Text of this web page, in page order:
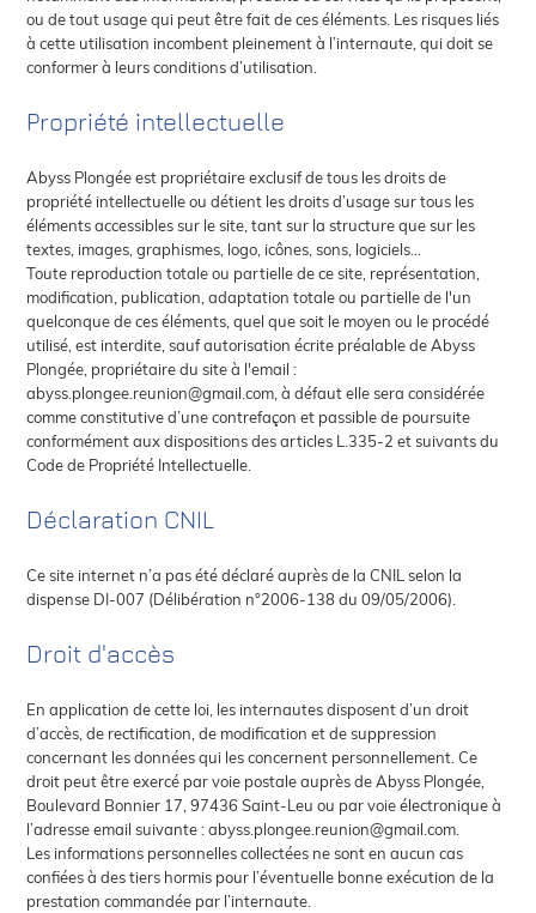
ou de tout usage qui peut être fait de ces éléments. Les risques liés
à cette utilisation incombent pleinement à l’internaute, qui doit se
conformer à leurs conditions d’utilisation.
Propriété intellectuelle
Abyss Plongée est propriétaire exclusif de tous les droits de
propriété intellectuelle ou détient les droits d’usage sur tous les
éléments accessibles sur le site, tant sur la structure que sur les
textes, images, graphismes, logo, icônes, sons, logiciels…
Toute reproduction totale ou partielle de ce site, représentation,
modification, publication, adaptation totale ou partielle de l'un
quelconque de ces éléments, quel que soit le moyen ou le procédé
utilisé, est interdite, sauf autorisation écrite préalable de Abyss
Plongée, propriétaire du site à l'email :
abyss.plongee.reunion@gmail.com, à défaut elle sera considérée
comme constitutive d’une contrefaçon et passible de poursuite
conformément aux dispositions des articles L.335-2 et suivants du
Code de Propriété Intellectuelle.
Déclaration CNIL
Ce site internet n’a pas été déclaré auprès de la CNIL selon la
dispense DI-007 (Délibération n°2006-138 du 09/05/2006).
Droit d'accès
En application de cette loi, les internautes disposent d’un droit
d’accès, de rectification, de modification et de suppression
concernant les données qui les concernent personnellement. Ce
droit peut être exercé par voie postale auprès de Abyss Plongée,
Boulevard Bonnier 17, 97436 Saint-Leu ou par voie électronique à
l’adresse email suivante : abyss.plongee.reunion@gmail.com.
Les informations personnelles collectées ne sont en aucun cas
confiées à des tiers hormis pour l’éventuelle bonne exécution de la
prestation commandée par l’internaute.